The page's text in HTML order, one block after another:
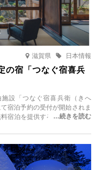
滋賀県 日本情報
の宿「つなぐ宿喜兵
設「つなぐ宿喜兵衛（きへ
宿泊予約の受付が開始されま
宿泊を提供するキャンペーン
との特別な時間を体験いただ